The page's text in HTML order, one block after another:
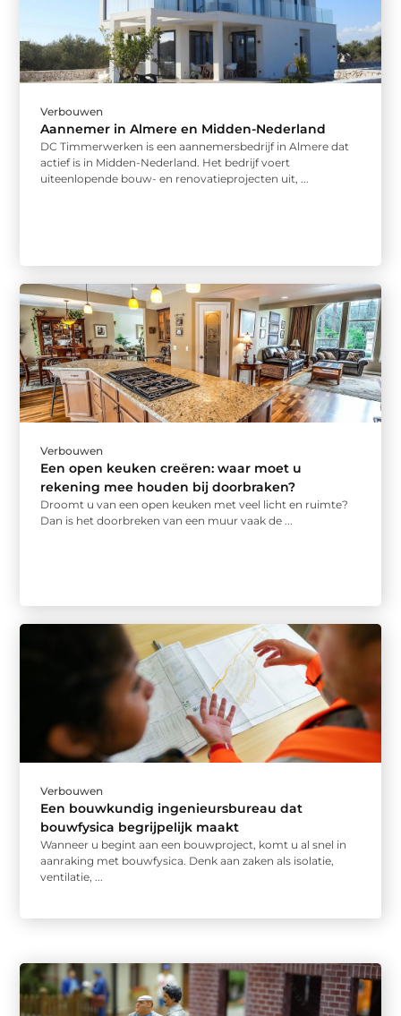
Verbouwen
Aannemer in Almere en Midden-Nederland
DC Timmerwerken is een aannemersbedrijf in Almere dat
actief is in Midden-Nederland. Het bedrijf voert
uiteenlopende bouw- en renovatieprojecten uit, ...
Verbouwen
Een open keuken creëren: waar moet u
rekening mee houden bij doorbraken?
Droomt u van een open keuken met veel licht en ruimte?
Dan is het doorbreken van een muur vaak de ...
Verbouwen
Een bouwkundig ingenieursbureau dat
bouwfysica begrijpelijk maakt
Wanneer u begint aan een bouwproject, komt u al snel in
aanraking met bouwfysica. Denk aan zaken als isolatie,
ventilatie, ...